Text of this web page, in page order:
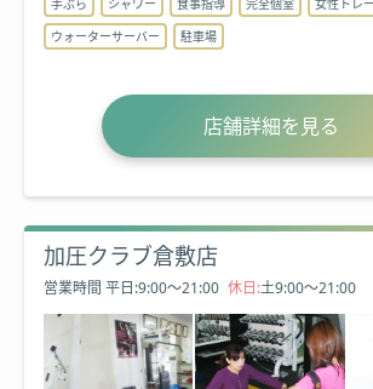
手ぶら シャワー 食事指導 完全個室
女性トレ
ウォーターサーバー
駐車場
店舗詳細を見る
加圧クラブ倉敷店
営業時間 平日:9:00～21:00 休日:土9:00～21:00